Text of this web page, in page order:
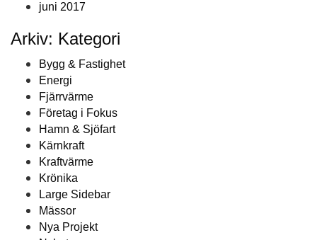
juni 2017
Arkiv: Kategori
Bygg & Fastighet
Energi
Fjärrvärme
Företag i Fokus
Hamn & Sjöfart
Kärnkraft
Kraftvärme
Krönika
Large Sidebar
Mässor
Nya Projekt